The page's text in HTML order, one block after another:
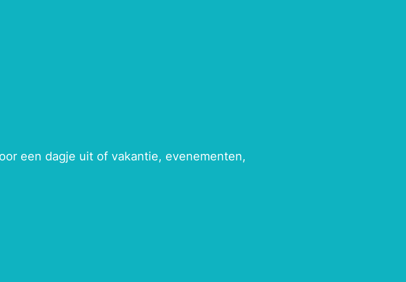
een dagje uit of vakantie, evenementen,